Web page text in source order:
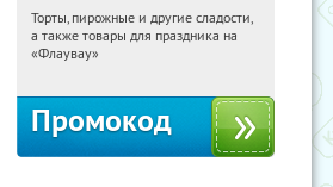
15:57:03 Получили:
Россия
Торты, пирожные и другие сладости,
а также товары для праздника на
«Флаувау»
Промокод